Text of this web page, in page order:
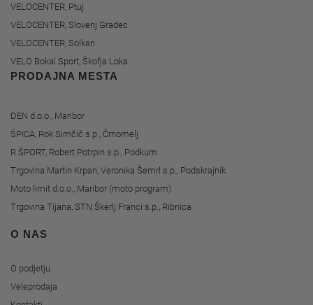
VELOCENTER, Ptuj
VELOCENTER, Slovenj Gradec
VELOCENTER, Solkan
VELO Bokal Sport, Škofja Loka
PRODAJNA MESTA
DEN d.o.o., Maribor
ŠPICA, Rok Simčič s.p., Črnomelj
R ŠPORT, Robert Potrpin s.p., Podkum
Trgovina Martin Krpan, Veronika Šemrl s.p., Podskrajnik
Moto limit d.o.o., Maribor (moto program)
Trgovina Tijana, STN Škerlj Franci s.p., Ribnica
O NAS
O podjetju
Veleprodaja